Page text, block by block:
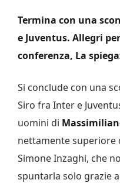
Termina con una
e Juventus. Allegri
conferenza, La
Si conclude con una
Siro fra Inter e
uomini di
nettamente superiore
Simone Inzaghi, che
spuntarla solo grazie